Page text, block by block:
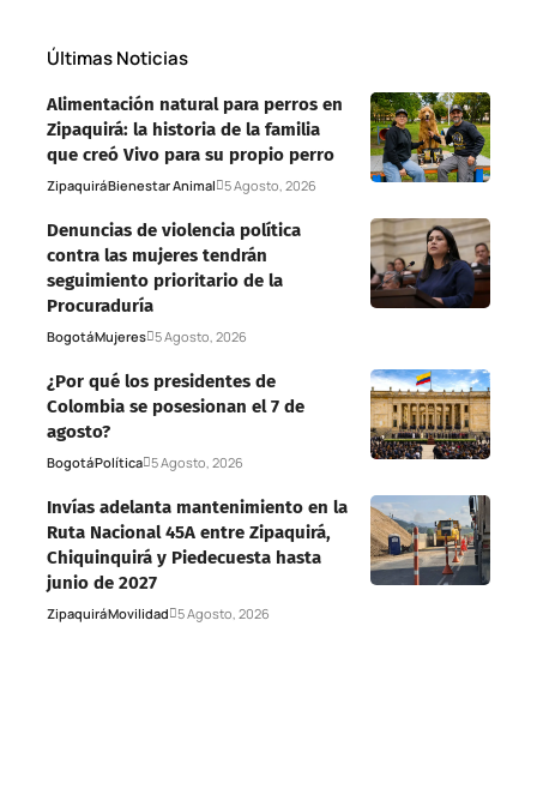
Últimas Noticias
Alimentación natural para perros en
Zipaquirá: la historia de la familia
que creó Vivo para su propio perro
ZipaquiráBienestar Animal 5 Agosto, 2026
Denuncias de violencia política
contra las mujeres tendrán
seguimiento prioritario de la
Procuraduría
BogotáMujeres 5 Agosto, 2026
¿Por qué los presidentes de
Colombia se posesionan el 7 de
agosto?
BogotáPolítica 5 Agosto, 2026
Invías adelanta mantenimiento en la
Ruta Nacional 45A entre Zipaquirá,
Chiquinquirá y Piedecuesta hasta
junio de 2027
ZipaquiráMovilidad 5 Agosto, 2026